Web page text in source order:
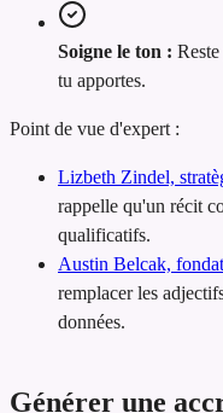
Soigne le ton :
tu apportes.
Point de vue d'expert :
Lizbeth Zindel,
rappelle qu'un récit
qualificatifs.
Austin Belcak,
remplacer les
données.
Générer une